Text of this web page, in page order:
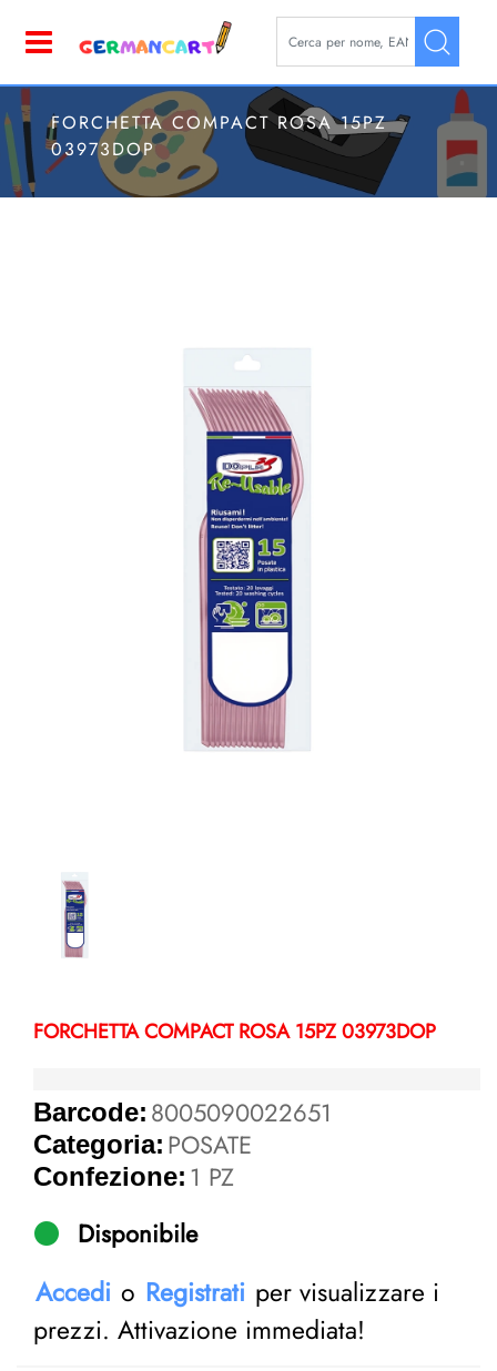
La modifica di un filtro
FORCHETTA COMPACT ROSA 15PZ
03973DOP
FORCHETTA COMPACT ROSA 15PZ 03973DOP
Barcode: 8005090022651
Categoria: POSATE
Confezione: 1 PZ
Disponibile
Accedi o Registrati per visualizzare i
prezzi. Attivazione immediata!